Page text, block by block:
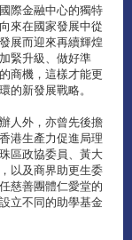
際金融中心的獨特
來在國家發展中從
展而迎來再續輝煌
緊升級、做好準
商機，這樣才能更
的新發展戰略。
人外，亦曾先後擔
港生產力促進局理
區政協委員、黃大
以及商界助更生委
慈善團體仁愛堂的
立不同的助學基金